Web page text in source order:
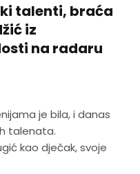
talenti, braća
iz
na radaru
je bila, i danas
talenata.
kao dječak, svoje